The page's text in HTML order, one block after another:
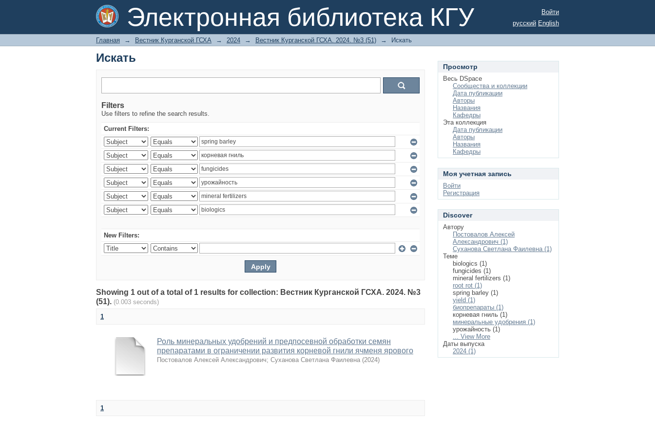
Электронная библиотека КГУ
Искать
Войти
русский English
Главная → Вестник Курганской ГСХА → 2024 → Вестник Курганской ГСХА. 2024. №3 (51) → Искать
Искать
Filters
Use filters to refine the search results.
Current Filters:
New Filters:
Showing 1 out of a total of 1 results for collection: Вестник Курганской ГСХА. 2024. №3
(51). (0.003 seconds)
1
Роль минеральных удобрений и предпосевной обработки семян
препаратами в ограничении развития корневой гнили ячменя ярового
Постовалов Алексей Александрович; Суханова Светлана Фаилевна (2024)
1
Просмотр
Весь DSpace
Сообщества и коллекции
Дата публикации
Авторы
Названия
Кафедры
Эта коллекция
Дата публикации
Авторы
Названия
Кафедры
Моя учетная запись
Войти
Регистрация
Discover
Автору
Постовалов Алексей
Александрович (1)
Суханова Светлана Фаилевна (1)
Теме
biologics (1)
fungicides (1)
mineral fertilizers (1)
root rot (1)
spring barley (1)
yield (1)
биопрепараты (1)
корневая гниль (1)
минеральные удобрения (1)
урожайность (1)
... View More
Даты выпуска
2024 (1)